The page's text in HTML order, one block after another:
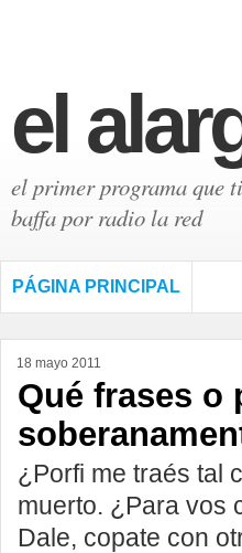
el
el primer programa que
baffa por radio la red
PÁGINA PRINCIPAL
18 mayo 2011
Qué frases o
¿Porfi me traés tal
muerto. ¿Para vos
Dale, copate con